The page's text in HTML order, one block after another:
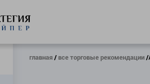
главная все торговые рекомендации